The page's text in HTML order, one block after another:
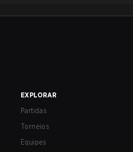
EXPLORAR
Partidas
Torneios
Equipes